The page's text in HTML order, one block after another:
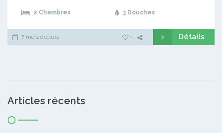
2 Chambres 3 Douches
7 mois depuis 1 Détails
Articles récents